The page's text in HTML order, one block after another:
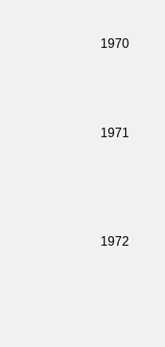
1970
1971
1972